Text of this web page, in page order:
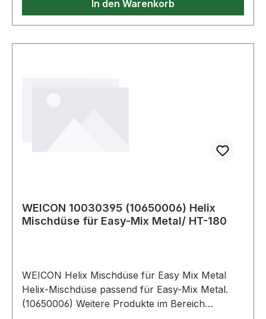
In den Warenkorb
WEICON 10030395 (10650006) Helix
Mischdüse für Easy-Mix Metal/ HT-180
WEICON Helix Mischdüse für Easy Mix Metal
Helix-Mischdüse passend für Easy-Mix Metal.
(10650006) Weitere Produkte im Bereich